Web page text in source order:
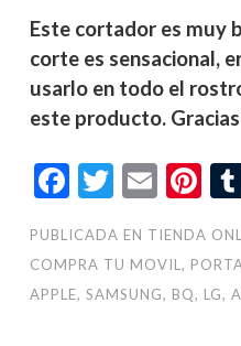
Este cortador es muy
corte es sensacional,
usarlo en todo el
este producto.
Facebook
Twitter
Email
PUBLICADA EN TIENDA
COMPRA TU MOVIL,
APPLE, SAMSUNG, BQ, LG,